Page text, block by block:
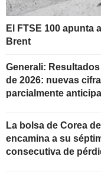
El FTSE 100 apunta
Brent
Generali:
de 2026: nuevas
parcialmente
La bolsa de Corea
encamina a su
consecutiva de